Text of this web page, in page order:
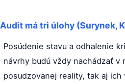
Audit má tri úlohy (Surynek,
Posúdenie stavu a odhalenie
návrhy budú vždy nachádzať
posudzovanej reality, tak aj